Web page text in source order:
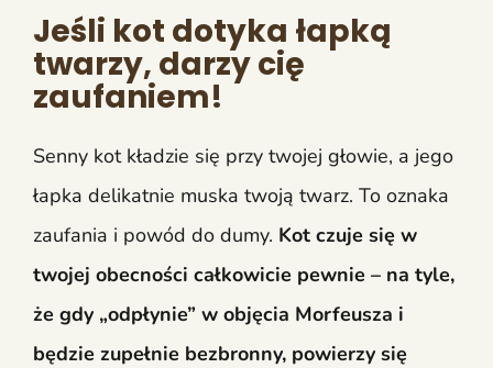
Jeśli kot dotyka łapką
twarzy, darzy cię
zaufaniem!
Senny kot kładzie się przy twojej głowie, a jego
łapka delikatnie muska twoją twarz. To oznaka
zaufania i powód do dumy. Kot czuje się w
twojej obecności całkowicie pewnie – na tyle,
że gdy „odpłynie” w objęcia Morfeusza i
będzie zupełnie bezbronny, powierzy się